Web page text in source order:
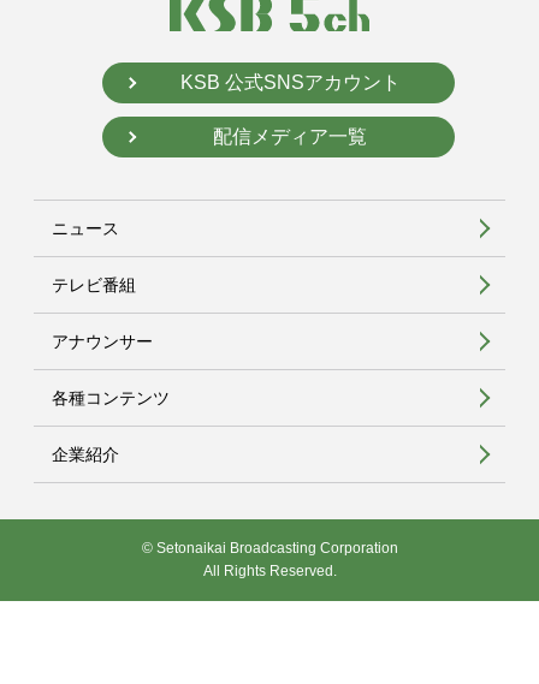
KSB 公式SNSアカウント
配信メディア一覧
ニュース
テレビ番組
アナウンサー
各種コンテンツ
企業紹介
© Setonaikai Broadcasting Corporation
All Rights Reserved.